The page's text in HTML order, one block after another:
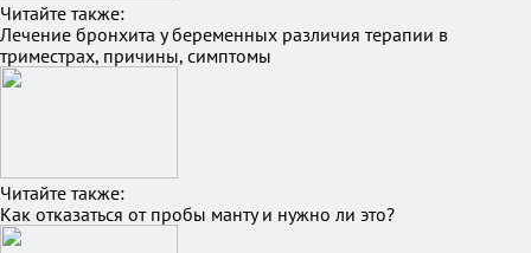
Читайте также:
Лечение бронхита у беременных различия терапии в
триместрах, причины, симптомы
Читайте также:
Как отказаться от пробы манту и нужно ли это?